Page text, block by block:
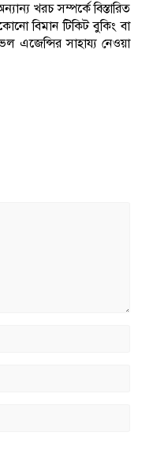
খরচ সম্পর্কে বিস্তারিত
বিমান টিকিট বুকিং বা
এজেন্সির সাহায্য নেওয়া